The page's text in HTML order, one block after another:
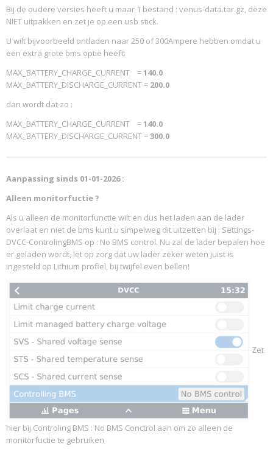
Bij de oudere versies heeft u maar 1 bestand : venus-data.tar.gz, deze
NIET uitpakken en zet je op een usb stick.
U wilt bijvoorbeeld ontladen naar 250 of 300Ampere hebben omdat u
een extra grote bms optie heeft:
MAX_BATTERY_CHARGE_CURRENT =140.0
MAX_BATTERY_DISCHARGE_CURRENT = 200.0
dan wordt dat zo :
MAX_BATTERY_CHARGE_CURRENT =140.0
MAX_BATTERY_DISCHARGE_CURRENT =300.0
Aanpassing sinds 01-01-2026 :
Alleen monitorfuctie ?
Als u alleen de monitorfunctie wilt en dus het laden aan de lader
overlaat en niet de bms kunt u simpelweg dit uitzetten bij : Settings-
DVCC-ControlingBMS op : No BMS control. Nu zal de lader bepalen hoe
er geladen wordt, let op zorg dat uw lader zeker weten juist is
ingesteld op Lithium profiel, bij twijfel even bellen!
Zet
hier bij Controling BMS : No BMS Conctrol aan om zo alleen de
monitorfuctie te gebruiken